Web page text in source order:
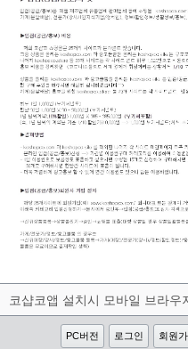
PC버전 로그인 회원